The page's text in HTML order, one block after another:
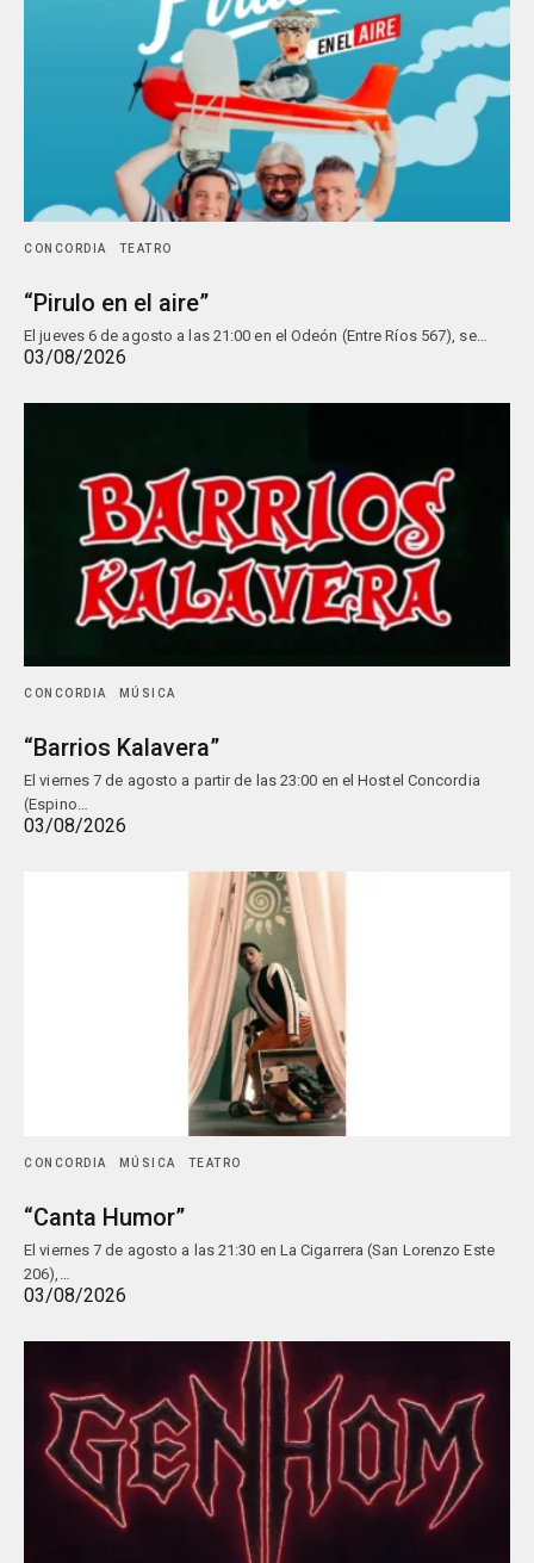
CONCORDIA TEATRO
“Pirulo en el aire”
El jueves 6 de agosto a las 21:00 en el Odeón (Entre Ríos 567), se…
03/08/2026
CONCORDIA MÚSICA
“Barrios Kalavera”
El viernes 7 de agosto a partir de las 23:00 en el Hostel Concordia
(Espino…
03/08/2026
CONCORDIA MÚSICA TEATRO
“Canta Humor”
El viernes 7 de agosto a las 21:30 en La Cigarrera (San Lorenzo Este
206),…
03/08/2026